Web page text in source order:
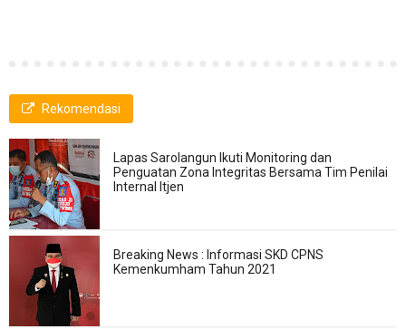
Rekomendasi
Lapas Sarolangun Ikuti Monitoring dan
Penguatan Zona Integritas Bersama Tim Penilai
Internal Itjen
Breaking News : Informasi SKD CPNS
Kemenkumham Tahun 2021